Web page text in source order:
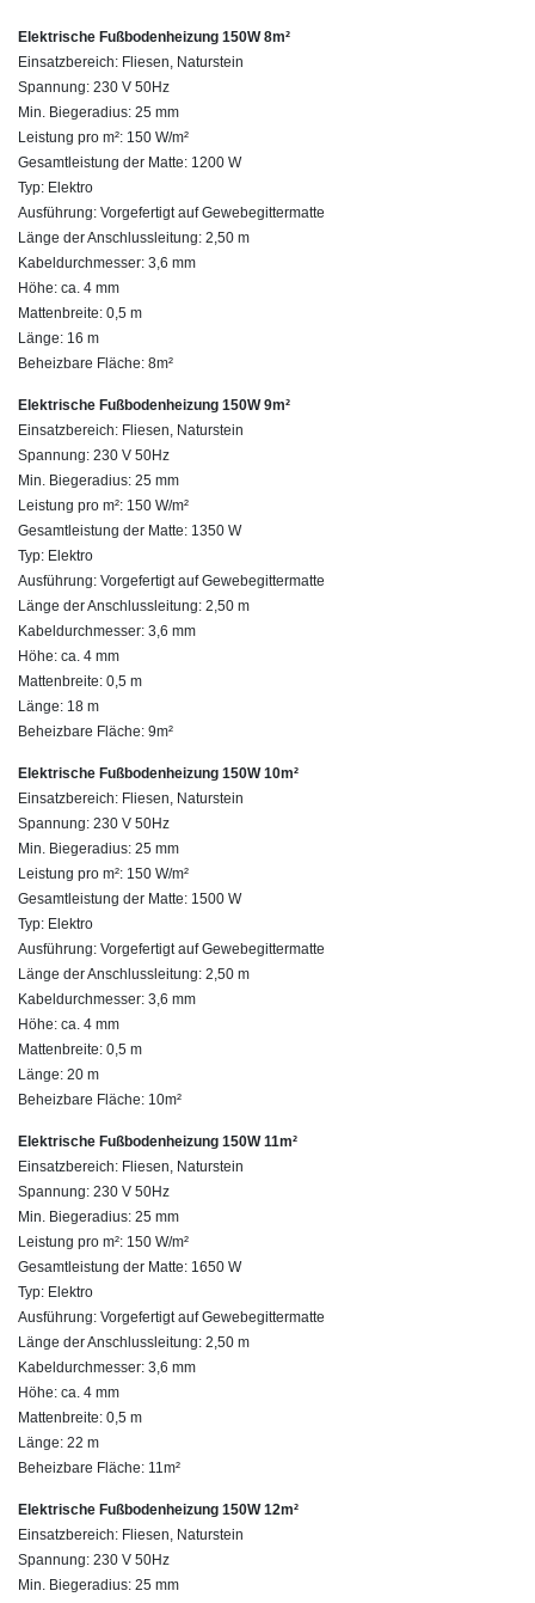
Elektrische Fußbodenheizung 150W 8m²
Einsatzbereich: Fliesen, Naturstein
Spannung: 230 V 50Hz
Min. Biegeradius: 25 mm
Leistung pro m²: 150 W/m²
Gesamtleistung der Matte: 1200 W
Typ: Elektro
Ausführung: Vorgefertigt auf Gewebegittermatte
Länge der Anschlussleitung: 2,50 m
Kabeldurchmesser: 3,6 mm
Höhe: ca. 4 mm
Mattenbreite: 0,5 m
Länge: 16 m
Beheizbare Fläche: 8m²
Elektrische Fußbodenheizung 150W 9m²
Einsatzbereich: Fliesen, Naturstein
Spannung: 230 V 50Hz
Min. Biegeradius: 25 mm
Leistung pro m²: 150 W/m²
Gesamtleistung der Matte: 1350 W
Typ: Elektro
Ausführung: Vorgefertigt auf Gewebegittermatte
Länge der Anschlussleitung: 2,50 m
Kabeldurchmesser: 3,6 mm
Höhe: ca. 4 mm
Mattenbreite: 0,5 m
Länge: 18 m
Beheizbare Fläche: 9m²
Elektrische Fußbodenheizung 150W 10m²
Einsatzbereich: Fliesen, Naturstein
Spannung: 230 V 50Hz
Min. Biegeradius: 25 mm
Leistung pro m²: 150 W/m²
Gesamtleistung der Matte: 1500 W
Typ: Elektro
Ausführung: Vorgefertigt auf Gewebegittermatte
Länge der Anschlussleitung: 2,50 m
Kabeldurchmesser: 3,6 mm
Höhe: ca. 4 mm
Mattenbreite: 0,5 m
Länge: 20 m
Beheizbare Fläche: 10m²
Elektrische Fußbodenheizung 150W 11m²
Einsatzbereich: Fliesen, Naturstein
Spannung: 230 V 50Hz
Min. Biegeradius: 25 mm
Leistung pro m²: 150 W/m²
Gesamtleistung der Matte: 1650 W
Typ: Elektro
Ausführung: Vorgefertigt auf Gewebegittermatte
Länge der Anschlussleitung: 2,50 m
Kabeldurchmesser: 3,6 mm
Höhe: ca. 4 mm
Mattenbreite: 0,5 m
Länge: 22 m
Beheizbare Fläche: 11m²
Elektrische Fußbodenheizung 150W 12m²
Einsatzbereich: Fliesen, Naturstein
Spannung: 230 V 50Hz
Min. Biegeradius: 25 mm